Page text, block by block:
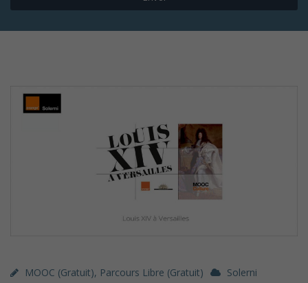
MOOC (gratuit), Parcours Libre (gratuit)
Solerni